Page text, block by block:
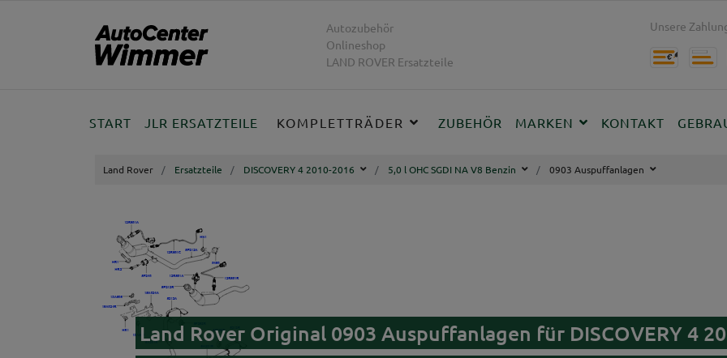
Autozubehör
Onlineshop
LAND ROVER Ersatzteile
Unsere
START JLR ERSATZTEILE KOMPLETTRÄDER ZUBEHÖR MARKEN KONTAKT
Land Rover Ersatzteile DISCOVERY 4 2010-2016 5,0 l OHC SGDI NA V8 Benzin 0903 Auspuffanlagen
Land Rover Original 0903 Auspuffanlagen für DISCOVERY 4